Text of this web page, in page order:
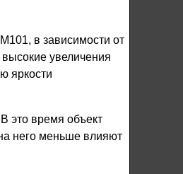
в зависимости от
увеличения
яркости
это время объект
него меньше влияют